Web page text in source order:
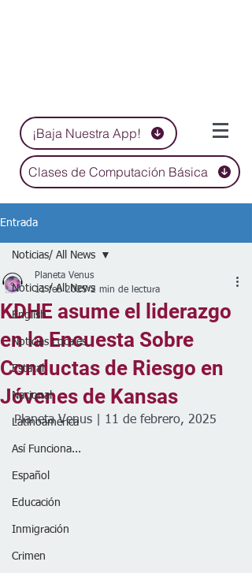
¡Baja Nuestra App!
Clases de Computación Básica
Entrada
Noticias/ All News
English
Noticias Locales
Estatal
Nacional
Latinoamérica
Así Funciona...
Español
Educación
Inmigración
Crimen
Noticias/ All News
KDHE asume el liderazgo
en la Encuesta Sobre
Conductas de Riesgo en
Jóvenes de Kansas
Planeta Venus
11 feb 2025 2 min de lectura
Planeta Venus | 11 de febrero, 2025